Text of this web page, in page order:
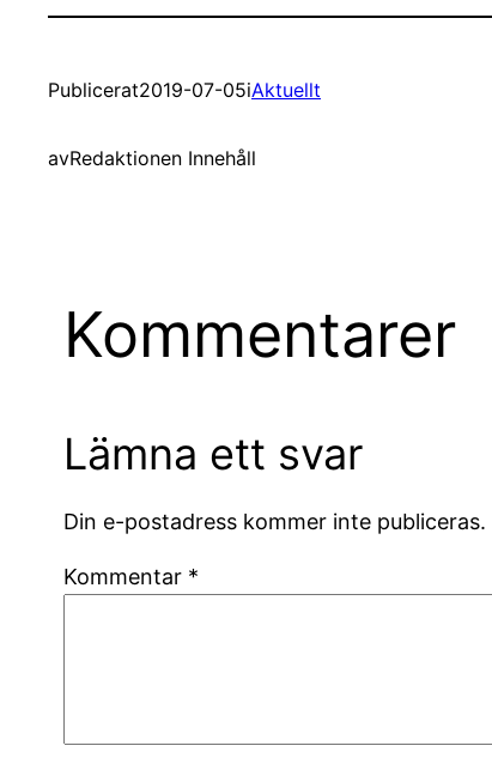
Publicerat2019-07-05iAktuellt
avRedaktionen Innehåll
Kommentarer
Lämna ett svar
Din e-postadress kommer inte publiceras.
Kommentar *